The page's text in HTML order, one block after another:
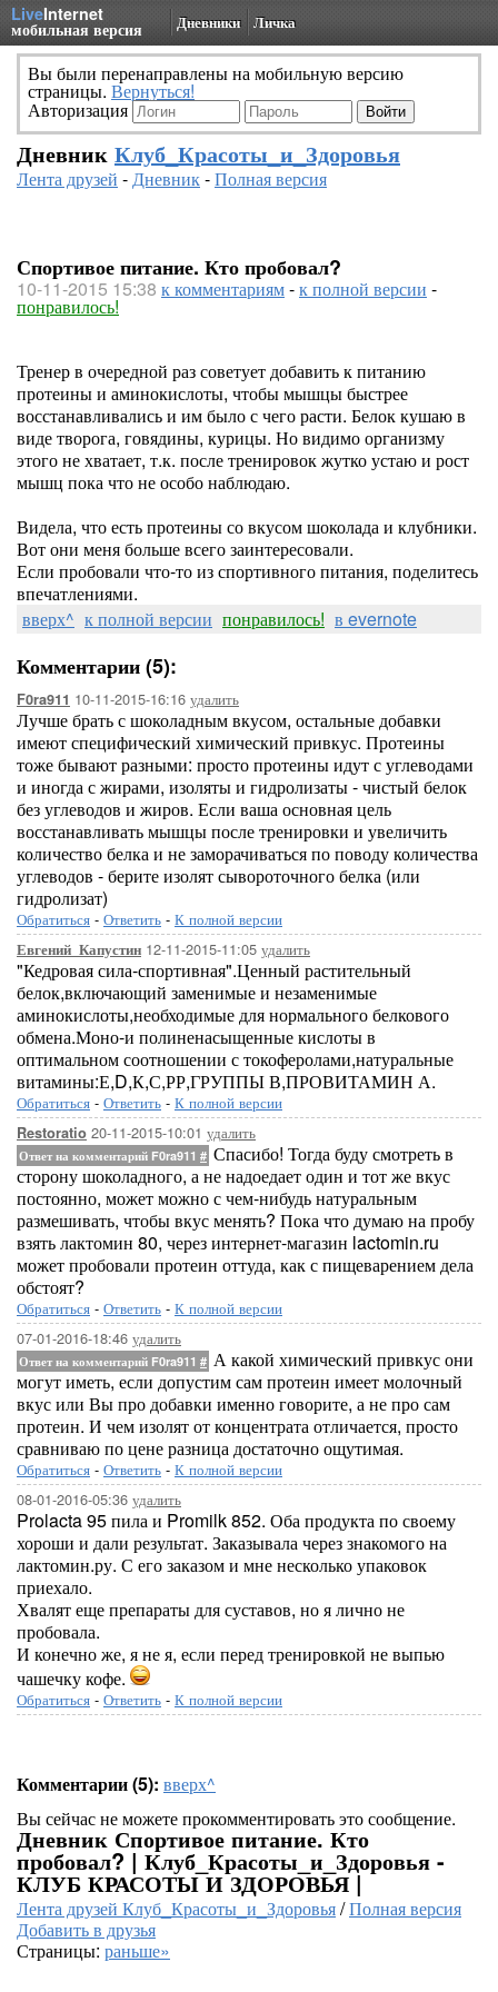
LiveInternet
мобильная версия Дневники Личка
Вы были перенаправлены на мобильную версию
страницы. Вернуться!
Авторизация
Дневник Клуб_Красоты_и_Здоровья
Лента друзей -Дневник-Полная версия
Спортивое питание. Кто пробовал?
10-11-2015 15:38 к комментариям-к полной версии -
понравилось!
Тренер в очередной раз советует добавить к питанию
протеины и аминокислоты, чтобы мышцы быстрее
восстанавливались и им было с чего расти. Белок кушаю в
виде творога, говядины, курицы. Но видимо организму
этого не хватает, т.к. после тренировок жутко устаю и рост
мышц пока что не особо наблюдаю.
Видела, что есть протеины со вкусом шоколада и клубники.
Вот они меня больше всего заинтересовали.
Если пробовали что-то из спортивного питания, поделитесь
впечатлениями.
вверх^ к полной версии понравилось! в evernote
Комментарии (5):
F0ra911 10-11-2015-16:16 удалить
Лучше брать с шоколадным вкусом, остальные добавки
имеют специфический химический привкус. Протеины
тоже бывают разными: просто протеины идут с углеводами
и иногда с жирами, изоляты и гидролизаты - чистый белок
без углеводов и жиров. Если ваша основная цель
восстанавливать мышцы после тренировки и увеличить
количество белка и не заморачиваться по поводу количества
углеводов - берите изолят сывороточного белка (или
гидролизат)
Обратиться - Ответить - К полной версии
Евгений_Капустин 12-11-2015-11:05 удалить
"Кедровая сила-спортивная".Ценный растительный
белок,включающий заменимые и незаменимые
аминокислоты,необходимые для нормального белкового
обмена.Моно-и полиненасыщенные кислоты в
оптимальном соотношении с токоферолами,натуральные
витамины:Е,D,К,С,РР,ГРУППЫ В,ПРОВИТАМИН А.
Обратиться - Ответить - К полной версии
Restoratio 20-11-2015-10:01 удалить
Ответ на комментарий F0ra911 # Спасибо! Тогда буду смотреть в
сторону шоколадного, а не надоедает один и тот же вкус
постоянно, может можно с чем-нибудь натуральным
размешивать, чтобы вкус менять? Пока что думаю на пробу
взять лактомин 80, через интернет-магазин lactomin.ru
может пробовали протеин оттуда, как с пищеварением дела
обстоят?
Обратиться - Ответить - К полной версии
07-01-2016-18:46 удалить
Ответ на комментарий F0ra911 # А какой химический привкус они
могут иметь, если допустим сам протеин имеет молочный
вкус или Вы про добавки именно говорите, а не про сам
протеин. И чем изолят от концентрата отличается, просто
сравниваю по цене разница достаточно ощутимая.
Обратиться - Ответить - К полной версии
08-01-2016-05:36 удалить
Prolacta 95 пила и Promilk 852. Оба продукта по своему
хороши и дали результат. Заказывала через знакомого на
лактомин.ру. С его заказом и мне несколько упаковок
приехало.
Хвалят еще препараты для суставов, но я лично не
пробовала.
И конечно же, я не я, если перед тренировкой не выпью
чашечку кофе.
Обратиться - Ответить - К полной версии
Комментарии (5): вверх^
Вы сейчас не можете прокомментировать это сообщение.
Дневник Спортивое питание. Кто
пробовал? | Клуб_Красоты_и_Здоровья -
КЛУБ КРАСОТЫ И ЗДОРОВЬЯ |
Лента друзей Клуб_Красоты_и_Здоровья/Полная версия
Добавить в друзья
Страницы: раньше»